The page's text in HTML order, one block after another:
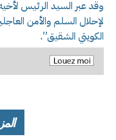
وقد عبر السيد الرئيس
لإحلال السلم والأمن
الكويتي الشقيق”.